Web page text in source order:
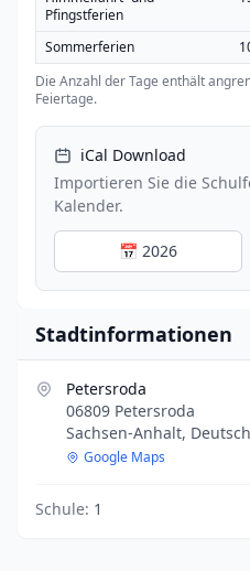
Pfingstferien
Sommerferien
Die Anzahl der Tage enthält
Feiertage.
iCal Download
Importieren Sie die
Kalender.
📅 2026
Stadtinformationen
Petersroda
06809 Petersroda
Sachsen-Anhalt,
Google Maps
Schule: 1